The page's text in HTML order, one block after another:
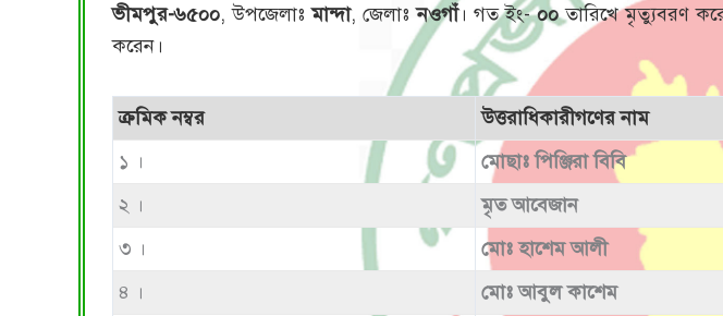
ভীমপুর-৬৫০০, উপজেলাঃমান্দা, জেলাঃনওগাঁ। গত ইং-০০তারিখে মৃত্যুবরণ
করেন।
ক্রমিক নম্বর উত্তরাধিকারীগণের নাম
১ ।
মোছাঃ পিঞ্জিরা বিবি
২ ।
মৃত আবেজান
৩ ।
মোঃ হাশেম আলী
৪ ।
মোঃ আবুল কাশেম